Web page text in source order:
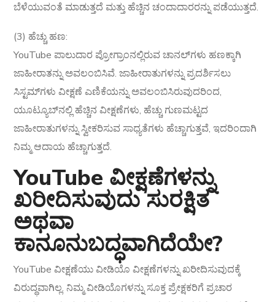
ಬೆಳೆಯುವಂತೆ ಮಾಡುತ್ತದೆ ಮತ್ತು ಹೆಚ್ಚಿನ ಚಂದಾದಾರರನ್ನು ಪಡೆಯುತ್ತದೆ.
(3) ಹೆಚ್ಚು ಹಣ:
YouTube ಪಾಲುದಾರ ಪ್ರೋಗ್ರಾಂನಲ್ಲಿರುವ ಚಾನಲ್‌ಗಳು ಹಣಕ್ಕಾಗಿ
ಜಾಹೀರಾತನ್ನು ಅವಲಂಬಿಸಿವೆ. ಜಾಹೀರಾತುಗಳನ್ನು ಪ್ರದರ್ಶಿಸಲು
ಸಿಸ್ಟಮ್‌ಗಳು ವೀಕ್ಷಣೆ ಎಣಿಕೆಯನ್ನು ಅವಲಂಬಿಸಿರುವುದರಿಂದ,
ಯೂಟ್ಯೂಬ್‌ನಲ್ಲಿ ಹೆಚ್ಚಿನ ವೀಕ್ಷಣೆಗಳು, ಹೆಚ್ಚು ಗುಣಮಟ್ಟದ
ಜಾಹೀರಾತುಗಳನ್ನು ಸ್ವೀಕರಿಸುವ ಸಾಧ್ಯತೆಗಳು ಹೆಚ್ಚಾಗುತ್ತವೆ, ಇದರಿಂದಾಗಿ
ನಿಮ್ಮ ಆದಾಯ ಹೆಚ್ಚಾಗುತ್ತದೆ.
YouTube ವೀಕ್ಷಣೆಗಳನ್ನು
ಖರೀದಿಸುವುದು ಸುರಕ್ಷಿತ
ಅಥವಾ
ಕಾನೂನುಬದ್ಧವಾಗಿದೆಯೇ?
YouTube ವೀಕ್ಷಣೆಯು ವೀಡಿಯೊ ವೀಕ್ಷಣೆಗಳನ್ನು ಖರೀದಿಸುವುದಕ್ಕೆ
ವಿರುದ್ಧವಾಗಿಲ್ಲ. ನಿಮ್ಮ ವೀಡಿಯೊಗಳನ್ನು ಸೂಕ್ತ ಪ್ರೇಕ್ಷಕರಿಗೆ ಪ್ರಚಾರ